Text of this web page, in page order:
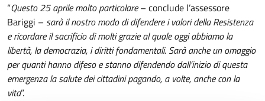
“Questo 25 aprile molto particolare– conclude l’assessore
Bariggi – sarà il nostro modo di difendere i valori della Resistenza
e ricordare il sacrificio di molti grazie al quale oggi abbiamo la
libertà, la democrazia, i diritti fondamentali. Sarà anche un omaggio
per quanti hanno difeso e stanno difendendo dall’inizio di questa
emergenza la salute dei cittadini pagando, a volte, anche con la
vita”.